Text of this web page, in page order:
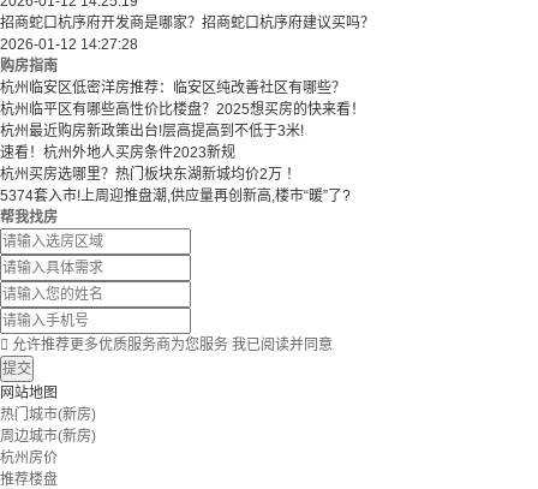
招商蛇口杭序府开发商是哪家？招商蛇口杭序府建议买吗？
2026-01-12 14:27:28
购房指南
杭州临安区低密洋房推荐：临安区纯改善社区有哪些？
​​杭州临平区有哪些高性价比楼盘？2025想买房的快来看！​
杭州最近购房新政策出台!层高提高到不低于3米!
速看！杭州外地人买房条件2023新规
杭州买房选哪里？热门板块东湖新城均价2万 ！
5374套入市!上周迎推盘潮,供应量再创新高,楼市“暖”了?
帮我找房
 允许推荐更多优质服务商为您服务 我已阅读并同意
提交
网站地图
热门城市(新房)
周边城市(新房)
杭州房价
推荐楼盘